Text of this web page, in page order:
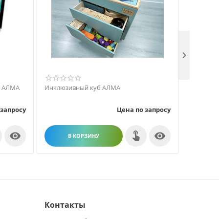
АЛМА

Инклюзивный куб АЛМА
Цена по запросу
В КОРЗИНУ 

Контакты